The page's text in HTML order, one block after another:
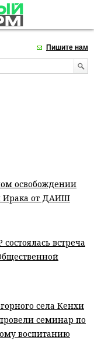
Пишите нам
освобождении
Ирака от ДАИШ
встреча
села Кенхи
семинар по
воспитанию